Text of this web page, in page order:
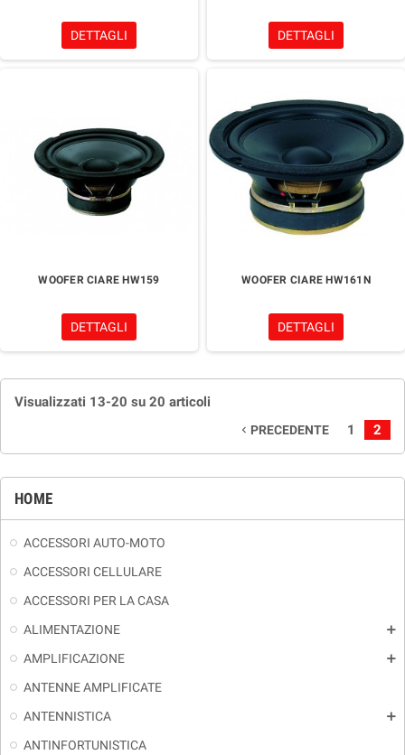
HOME
ACCESSORI AUTO-MOTO
ACCESSORI CELLULARE
ACCESSORI PER LA CASA
ALIMENTAZIONE
add
AMPLIFICAZIONE add
ANTENNE AMPLIFICATE
ANTENNISTICA
add
ANTINFORTUNISTICA
DETTAGLI DETTAGLI
WOOFER CIARE HW159
DETTAGLI
WOOFER CIARE HW161N
DETTAGLI
Visualizzati 13-20 su 20 articoli
navigate_before PRECEDENTE 1 2